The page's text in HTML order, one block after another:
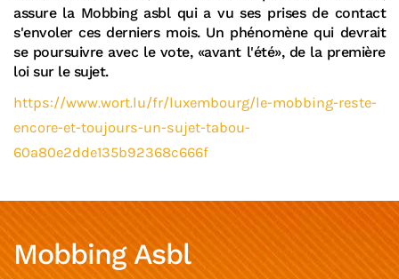
assure la Mobbing asbl qui a vu ses prises de contact
s'envoler ces derniers mois. Un phénomène qui devrait
se poursuivre avec le vote, «avant l'été», de la première
loi sur le sujet.
https://www.wort.lu/fr/luxembourg/le-mobbing-reste-
encore-et-toujours-un-sujet-tabou-
60a80e2dde135b92368c666f
Mobbing Asbl